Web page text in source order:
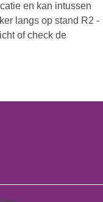
en kan intussen
langs op stand R2 -
of check de